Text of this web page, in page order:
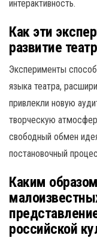
интерактивность.
Как эти
развитие
Эксперименты
языка театра,
привлекли новую
творческую
свободный обмен
постановочный
Каким
российской